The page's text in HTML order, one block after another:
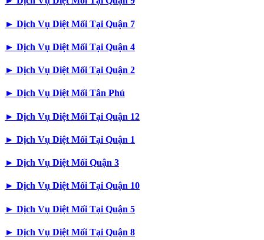
► Dịch Vụ Diệt Mối Tại Quận 7
► Dịch Vụ Diệt Mối Tại Quận 4
► Dịch Vụ Diệt Mối Tại Quận 2
► Dịch Vụ Diệt Mối Tân Phú
► Dịch Vụ Diệt Mối Tại Quận 12
► Dịch Vụ Diệt Mối Tại Quận 1
► Dịch Vụ Diệt Mối Quận 3
► Dịch Vụ Diệt Mối Tại Quận 10
► Dịch Vụ Diệt Mối Tại Quận 5
► Dịch Vụ Diệt Mối Tại Quận 8